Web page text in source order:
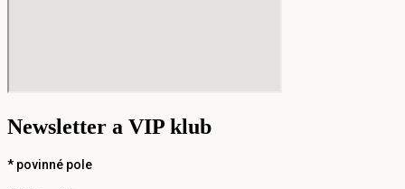
Newsletter a VIP klub
* povinné pole